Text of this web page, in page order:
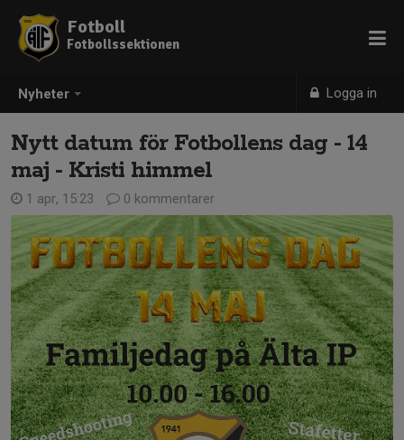
Nyheter Logga in
Fotboll
Fotbollssektionen
Nytt datum för Fotbollens dag - 14
maj - Kristi himmel
1 apr, 15:23 0 kommentarer